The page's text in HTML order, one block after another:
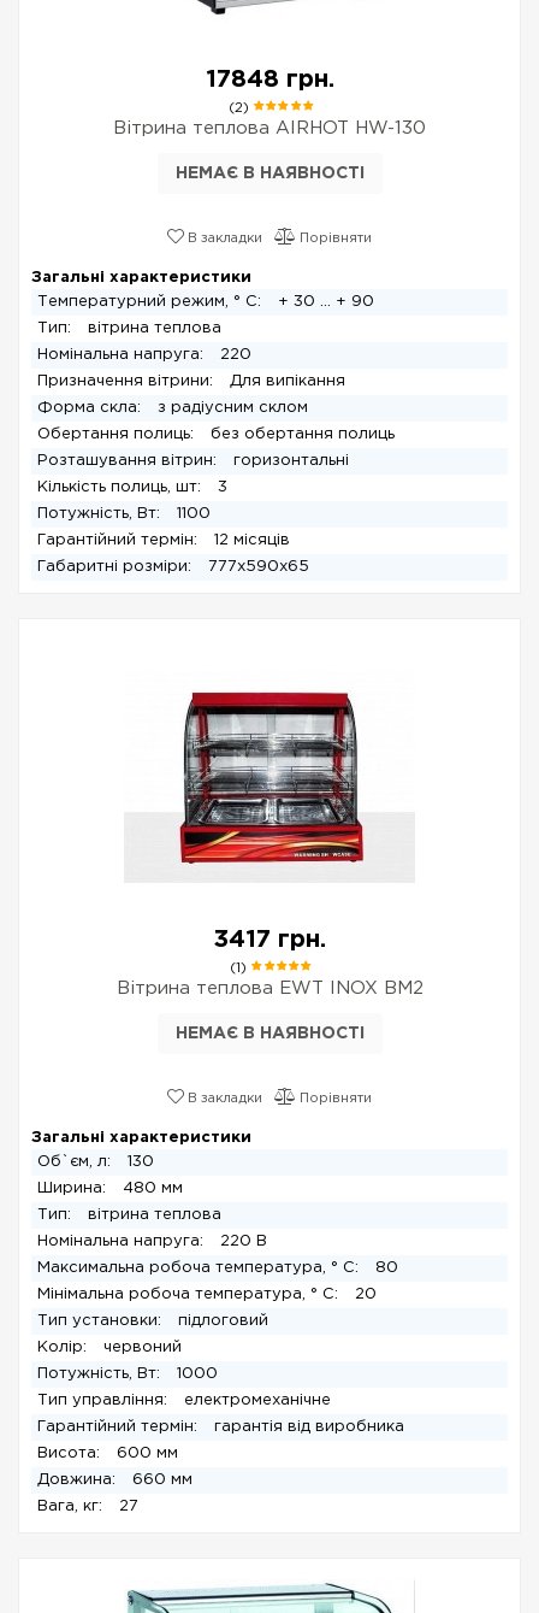
17848 грн.
(2)
Вітрина теплова AIRHOT HW-130
НЕМАЄ В НАЯВНОСТІ
В закладки Порівняти
Загальні характеристики
Температурний режим, ° С:
+ 30 ... + 90
Тип:
вітрина теплова
Номінальна напруга:
220
Призначення вітрини:
Для випікання
Форма скла:
з радіусним склом
Обертання полиць:
без обертання полиць
Розташування вітрин:
горизонтальні
Кількість полиць, шт:
3
Потужність, Вт:
1100
Гарантійний термін:
12 місяців
Габаритні розміри:
777х590х65
3417 грн.
(1)
Вітрина теплова EWT INOX BM2
НЕМАЄ В НАЯВНОСТІ
В закладки Порівняти
Загальні характеристики
Об`єм, л:
130
Ширина:
480 мм
Тип:
вітрина теплова
Номінальна напруга:
220 В
Максимальна робоча температура, ° C:
80
Мінімальна робоча температура, ° C:
20
Тип установки:
підлоговий
Колір:
червоний
Потужність, Вт:
1000
Тип управління:
електромеханічне
Гарантійний термін:
гарантія від виробника
Висота:
600 мм
Довжина:
660 мм
Вага, кг:
27